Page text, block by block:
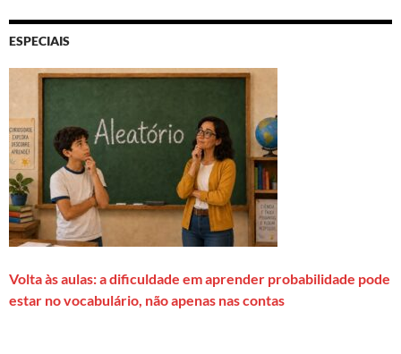
ESPECIAIS
Volta às aulas: a dificuldade em aprender probabilidade pode
estar no vocabulário, não apenas nas contas